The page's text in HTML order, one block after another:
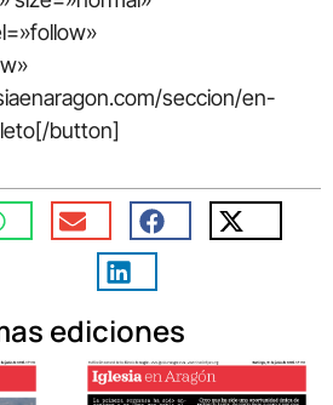
seccion/en-
button]
ediciones